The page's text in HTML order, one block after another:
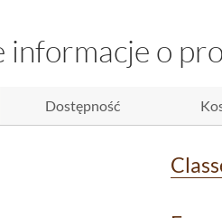
, czyli płyta
stabilną
podłogi, przy
informacje o
Dostępność